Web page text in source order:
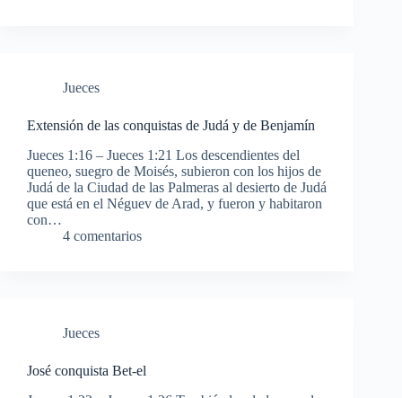
Jueces
Extensión de las conquistas de Judá y de Benjamín
Jueces 1:16 – Jueces 1:21 Los descendientes del
queneo, suegro de Moisés, subieron con los hijos de
Judá de la Ciudad de las Palmeras al desierto de Judá
que está en el Néguev de Arad, y fueron y habitaron
con…
4 comentarios
Jueces
José conquista Bet-el